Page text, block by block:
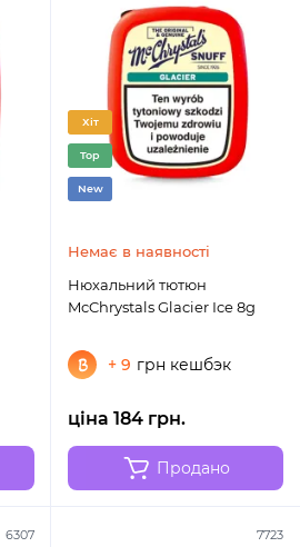
Хіт
Top
New
Немає в наявності
Нюхальний тютюн
McChrystals Glacier Ice 8g
+ 9 грн кешбэк
ціна 184 грн.
Продано
6307 7723